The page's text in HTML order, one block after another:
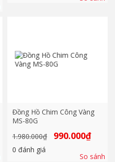
Đồng Hồ Chim Công Vàng
MS-80G
1.980.000₫
Giá
gốc
1.980.000₫.
990.000₫Giá
là:
0 đánh giá
So sánh